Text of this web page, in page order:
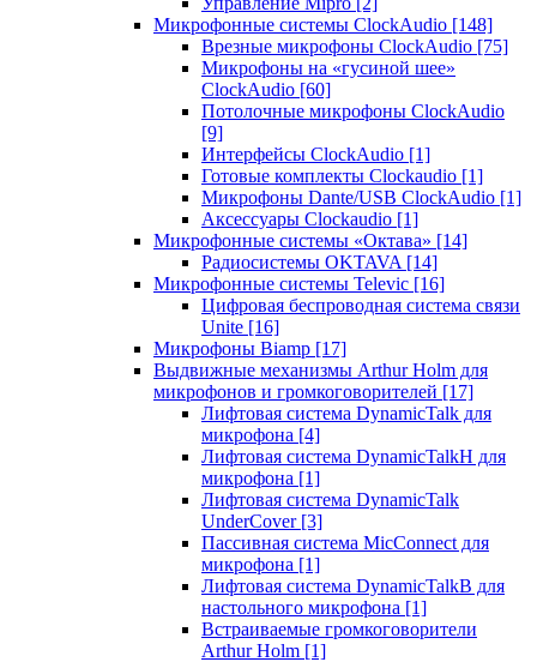
Микрофонные системы ClockAudio [148]
Врезные микрофоны ClockAudio [75]
Микрофоны на «гусиной шее»
ClockAudio [60]
Потолочные микрофоны ClockAudio
[9]
Интерфейсы ClockAudio [1]
Готовые комплекты Clockaudio [1]
Микрофоны Dante/USB ClockAudio [1]
Аксессуары Clockaudio [1]
Микрофонные системы «Октава» [14]
Радиосистемы OKTAVA [14]
Микрофонные системы Televic [16]
Цифровая беспроводная система связи
Unite [16]
Микрофоны Biamp [17]
Выдвижные механизмы Arthur Holm для
микрофонов и громкоговорителей [17]
Лифтовая система DynamicTalk для
микрофона [4]
Лифтовая система DynamicTalkH для
микрофона [1]
Лифтовая система DynamicTalk
UnderCover [3]
Пассивная система MicConnect для
микрофона [1]
Лифтовая система DynamicTalkB для
настольного микрофона [1]
Встраиваемые громкоговорители
Arthur Holm [1]